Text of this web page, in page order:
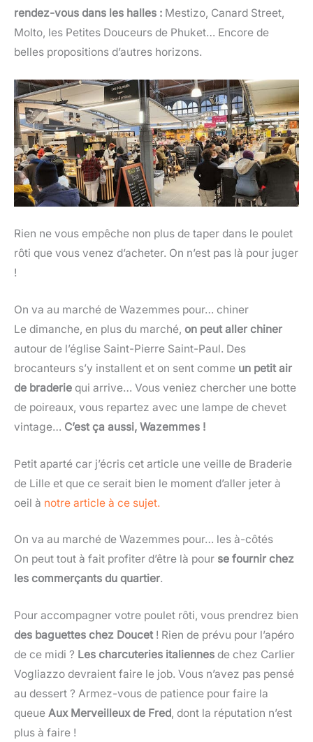
rendez-vous dans les halles : Mestizo, Canard Street,
Molto, les Petites Douceurs de Phuket… Encore de
belles propositions d’autres horizons.
Rien ne vous empêche non plus de taper dans le poulet
rôti que vous venez d’acheter. On n’est pas là pour juger
!
On va au marché de Wazemmes pour… chiner
Le dimanche, en plus du marché, on peut aller chiner
autour de l’église Saint-Pierre Saint-Paul. Des
brocanteurs s’y installent et on sent comme un petit air
de braderie qui arrive… Vous veniez chercher une botte
de poireaux, vous repartez avec une lampe de chevet
vintage… C’est ça aussi, Wazemmes !
Petit aparté car j’écris cet article une veille de Braderie
de Lille et que ce serait bien le moment d’aller jeter à
oeil à notre article à ce sujet.
On va au marché de Wazemmes pour… les à-côtés
On peut tout à fait profiter d’être là pour se fournir chez
les commerçants du quartier.
Pour accompagner votre poulet rôti, vous prendrez bien
des baguettes chez Doucet! Rien de prévu pour l’apéro
de ce midi ? Les charcuteries italiennes de chez Carlier
Vogliazzo devraient faire le job. Vous n’avez pas pensé
au dessert ? Armez-vous de patience pour faire la
queue Aux Merveilleux de Fred, dont la réputation n’est
plus à faire !